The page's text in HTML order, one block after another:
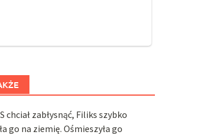
chciał zabłysnąć, Filiks szybko
go na ziemię. Ośmieszyła go